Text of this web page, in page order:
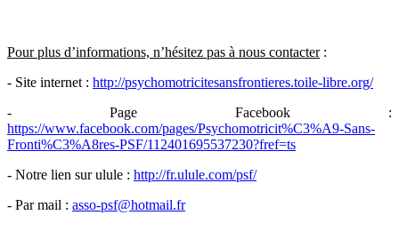
Pour plus d’informations, n’hésitez pas à nous contacter:
- Site internet : http://psychomotricitesansfrontieres.toile-libre.org/
- Page Facebook :
https://www.facebook.com/pages/Psychomotricit%C3%A9-Sans-
Fronti%C3%A8res-PSF/112401695537230?fref=ts
- Notre lien sur ulule : http://fr.ulule.com/psf/
- Par mail : asso-psf@hotmail.fr